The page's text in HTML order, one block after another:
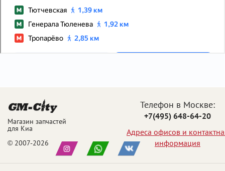
Магазин запчастей
для Киа
© 2007-2026
Телефон в Москве:
+7(495) 648-64-20
Адреса офисов и
информация